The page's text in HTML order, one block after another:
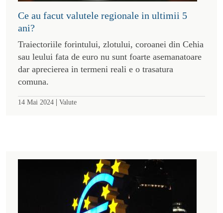
Ce au facut valutele regionale in ultimii 5
ani?
Traiectoriile forintului, zlotului, coroanei din Cehia
sau leului fata de euro nu sunt foarte asemanatoare
dar aprecierea in termeni reali e o trasatura
comuna.
14 Mai 2024 | Valute